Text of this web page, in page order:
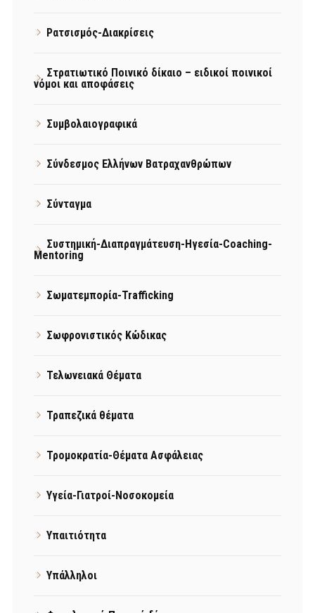
Ρατσισμός-Διακρίσεις
Στρατιωτικό Ποινικό δίκαιο – ειδικοί ποινικοί
νόμοι και αποφάσεις
Συμβολαιογραφικά
Σύνδεσμος Ελλήνων Βατραχανθρώπων
Σύνταγμα
Συστημική-Διαπραγμάτευση-Ηγεσία-Coaching-
Mentoring
Σωματεμπορία-Trafficking
Σωφρονιστικός Κώδικας
Τελωνειακά Θέματα
Τραπεζικά θέματα
Τρομοκρατία-Θέματα Ασφάλειας
Υγεία-Γιατροί-Νοσοκομεία
Υπαιτιότητα
Υπάλληλοι